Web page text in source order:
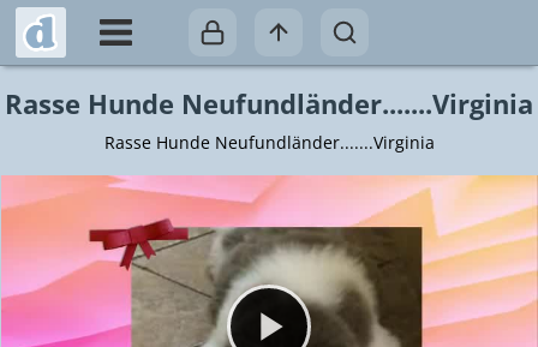
Rasse Hunde Neufundländer.......Virginia
Rasse Hunde Neufundländer.......Virginia
Video abspielen